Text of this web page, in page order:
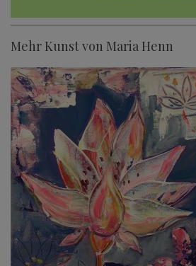
Mehr Kunst von Maria Henn